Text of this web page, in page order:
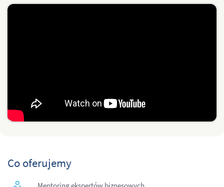
Co oferujemy